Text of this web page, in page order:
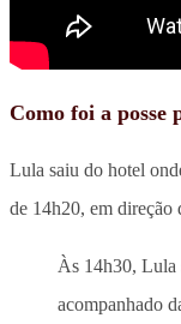
Como foi a posse
Lula saiu do hotel
de 14h20, em direção
Às 14h30, Lula
acompanhado